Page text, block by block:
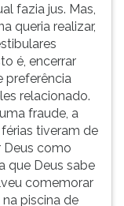
fazia jus. Mas,
queria realizar,
é, encerrar
preferência
relacionado.
fraude, a
tiveram de
Deus como
que Deus sabe
comemorar
piscina de